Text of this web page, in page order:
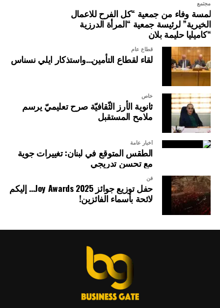
مجتمع
لمسة وفاء من جمعية “كل الفرح للاعمال
الخيرية” لرئيسة جمعية “المرأة الدرزية
“كاميليا حليمة بلان
قطاع عام
لقاء لقطاع التأمين…واستذكار ايلي نسناس
خاص
ثانوية الأرز الثّقافيّة صرح تعليميّ يرسم
ملامح المستقبل
أخبار عامة
الطقس المتوقع في لبنان: تغييرات جوية
مع تحسن تدريجي
فن
حفل توزيع جوائز Joy Awards 2025… إليكم
لائحة بأسماء الفائزين!